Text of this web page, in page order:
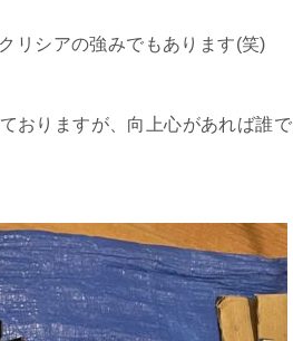
リシアの強みでもあります(笑)
おりますが、向上心があれば誰で